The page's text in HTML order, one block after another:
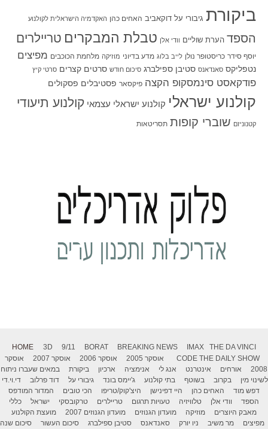
ביקורת גיבורי על דוקאביב האחים כהן האקדמיה הישראלית לקולנוע
הספד הערת שוליים וודי אלן טבלת המבקרים טריילרים
יוסף סידר כריסטופר נולן לייב בלוג מדע בדיוני מוזיקה מלחמת הכוכבים מפיצים
נטפליקס סאנדאנס סטיבן ספילברג סיכום חודש סרטים קצרים סרטי קיץ
פודקאסט סינמסקופ הקצה פיקסאר פסטיבלים פסקולים
קולנוע ישראלי קולנוע ישראלי עצמאי קולנוע תיעודי
קטנוניזם שוברי קופות תסריטאות
HOME 3D 9/11 BORAT BREAKING NEWS IMAX
THE DA VINCI
CODE THE DAILY SHOW אוסקר 2005 אוסקר 2006 אוסקר 2007
אוסקר
2008
אורחים אינטרנט אנג לי אנימציה ארכיון ביקורת
במאים שעברו ניתוח
לשינוי מין
בקרוב בשוטף בתי קולנוע ג'יימס בונד גיבורי על דוד פרלוב
די.וי.די
דפש מוד
האחים כהן היי דפינישן היצ'קוק/טריפו הכי טובים
המדור המודפס
הספד
וודי אלן טלוויזיה טעויות תרגום טריילרים טרקובסקי ישראל
כללי
מאבק היוצרים
מוזיקה מועדון הגנוזים מועדון הגנוזים 2007
מועצת הקולנוע
מפיצים
מר משיב ניו יורק סאנדאנס סטיבן ספילברג סיכום העשור סיכום שנה